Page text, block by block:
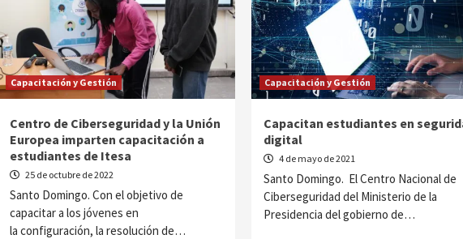
Capacitación y Gestión
Centro de Ciberseguridad y la Unión
Europea imparten capacitación a
estudiantes de Itesa
25 de octubre de 2022
Santo Domingo. Con el objetivo de
capacitar a los jóvenes en
la configuración, la resolución de…
Capacitación y Gestión
Capacitan estudiantes en
digital
4 de mayo de 2021
Santo Domingo. El Centro Nacional de
Ciberseguridad del Ministerio de la
Presidencia del gobierno de…